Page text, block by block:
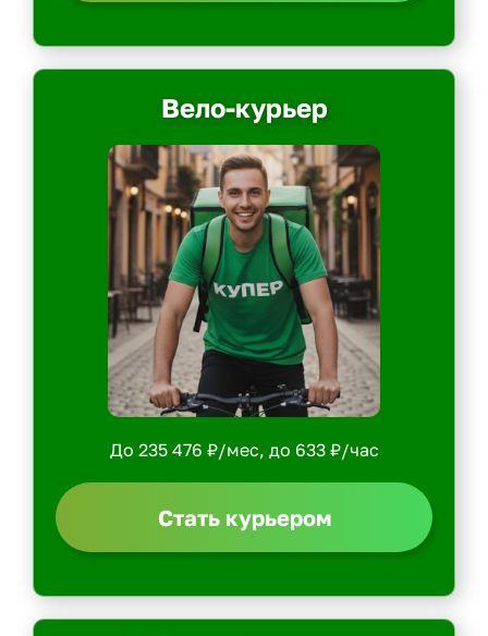
Вело-курьер
До 235 476 ₽/мес, до 633 ₽/час
Стать курьером